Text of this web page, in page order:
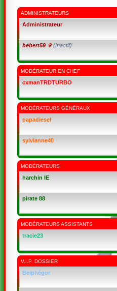
ADMINISTRATEURS
Administrateur
bebert59 ✞(Inactif)
MODÉRATEUR EN CHEF
cxmanTRDTURBO
MODÉRATEURS GÉNÉRAUX
papadiesel
sylvianne40
MODÉRATEURS
harchin IE
pirate 88
MODÉRATEURS ASSISTANTS
tracie23
V.I.P. DOSSIER
Belphégor